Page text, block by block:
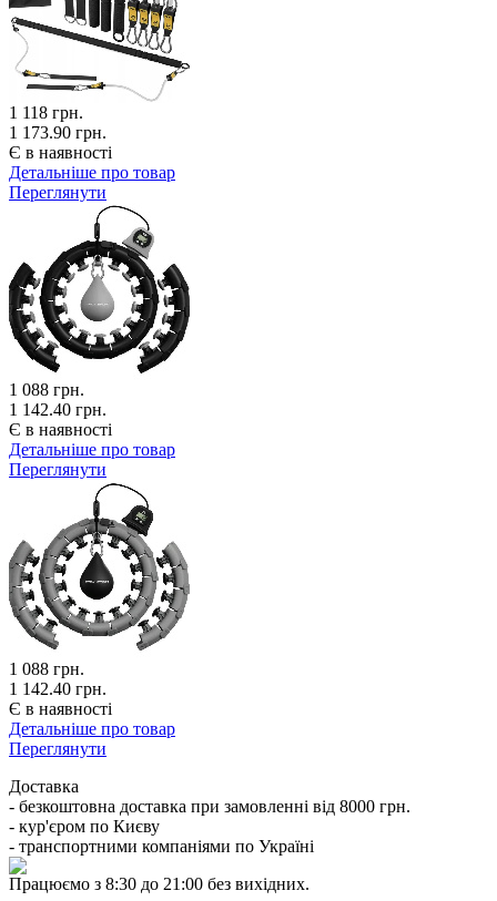
1 118 грн.
1 173.90 грн.
Є в наявності
Детальніше про товар
Переглянути
1 088 грн.
1 142.40 грн.
Є в наявності
Детальніше про товар
Переглянути
1 088 грн.
1 142.40 грн.
Є в наявності
Детальніше про товар
Переглянути
Доставка
- безкоштовна доставка при замовленні від 8000 грн.
- кур'єром по Києву
- транспортними компаніями по Україні
Працюємо з 8:30 до 21:00 без вихідних.